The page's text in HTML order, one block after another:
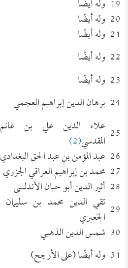
19 وله أيضًا
20 وله أيضًا
21 وله أيضًا
22 وله أيضًا
23 وله أيضًا
24 برهان الدين إبراهيم العجمي
25 علاء الدين علي بن غانم
المقدسي(2)
26 عبد المؤمن بن عبد الحق البغدادي
27 محمد بن إبراهيم العراقي الجزري
28 أثير الدين أبو حيان الأندلسي
29 تقي الدين محمد بن سليمان
الجَعبري
30 شمس الدين الذهبي
31 وله أيضًا (على الأرجح)